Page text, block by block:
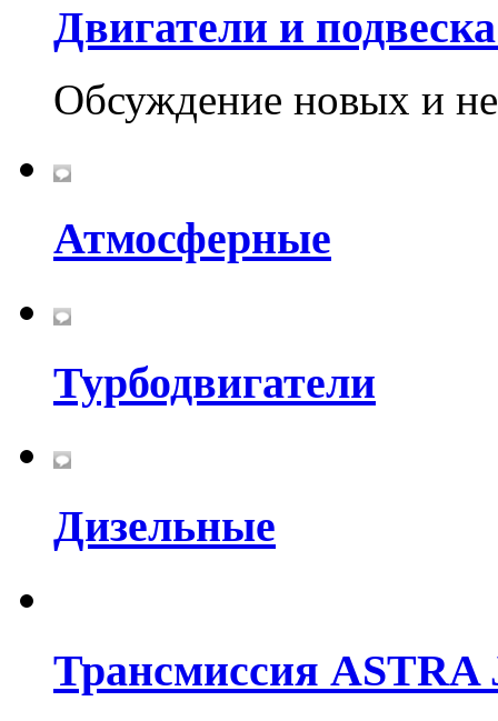
Двигатели и
Обсуждение новых и
Атмосферные
Турбодвигатели
Дизельные
Трансмиссия ASTRA